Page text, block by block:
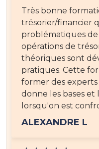
Très bonne
trésorier/financier
problématiques de
opérations de
théoriques sont
pratiques. Cette
former des experts
donne les bases et
lorsqu'on est
ALEXANDRE L